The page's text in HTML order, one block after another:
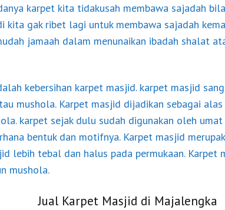
karpet kita tidakusah membawa sajadah
kita gak ribet lagi untuk membawa sajadah
jamaah dalam menunaikan ibadah shalat
kebersihan karpet masjid. karpet masjid
mushola. Karpet masjid dijadikan sebagai
karpet sejak dulu sudah digunakan oleh
bentuk dan motifnya. Karpet masjid
lebih tebal dan halus pada permukaan. Karpet
mushola.
Jual Karpet Masjid di Majalengka